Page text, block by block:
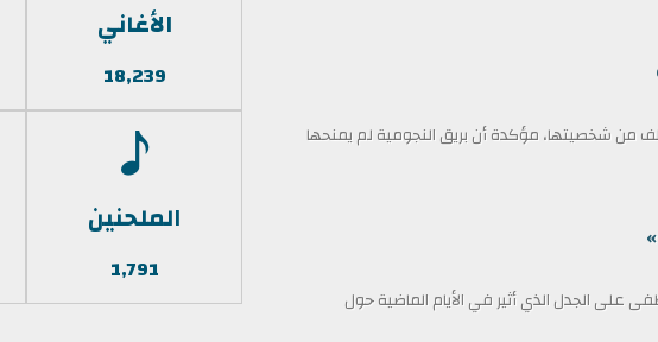
من شخصيتها، مؤكدة أن بريق النجومية لم يمنحها
على الجدل الذي أثير في الأيام الماضية حول
الأغاني
18,239
الملحنين
1,791